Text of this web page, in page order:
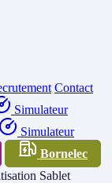
Contact
Simulateur
Simulateur
Bornelec
Sablet